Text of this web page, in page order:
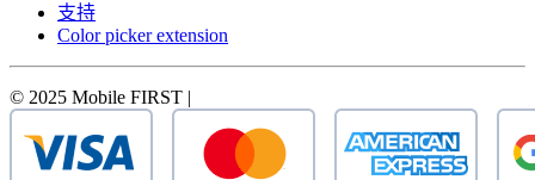
支持
Color picker extension
© 2025 Mobile FIRST |